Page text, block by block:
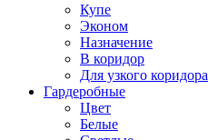
Купе
Эконом
Назначение
В коридор
Для узкого коридора
Гардеробные
Цвет
Белые